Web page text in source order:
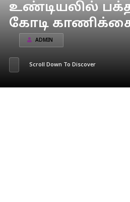
உண்டியலில்
கோடி
ADMIN
Scroll Down To Discover